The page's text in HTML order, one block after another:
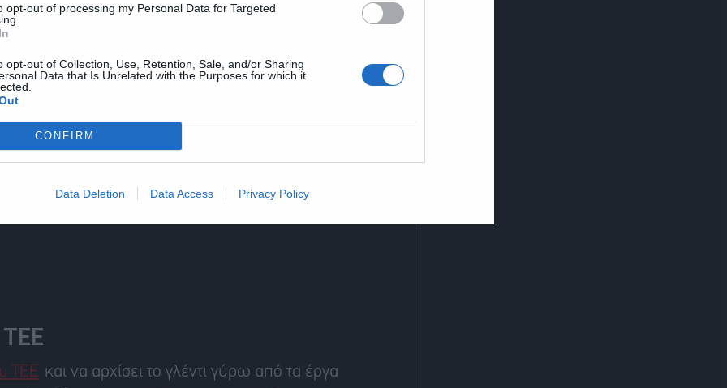
opt-out of processing my Personal Data for Targeted
opt-out of Collection, Use, Retention, Sale, and/or Sharing
Data that Is Unrelated with the Purposes for which it
CONFIRM
Data Deletion Data Access Privacy Policy
εξέλιξη που οδηγεί στην απαλλαγή τους
που θα παραπεμφθούν σε δίκη, επειδή
από τα ρουσφετολογικά τους τηλεφωνήματα.
ΤΕΕ και να αρχίσει το γλέντι γύρω από τα έργα